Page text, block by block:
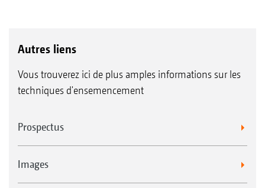
Autres liens
Vous trouverez ici de plus amples informations sur les
techniques d'ensemencement
Prospectus
Images